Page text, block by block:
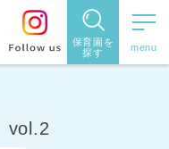
保育園を
探す
を探す
vol.2